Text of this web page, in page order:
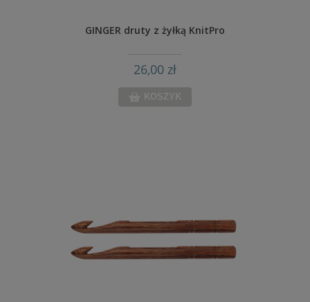
GINGER druty z żyłką KnitPro
26,00 zł
KOSZYK